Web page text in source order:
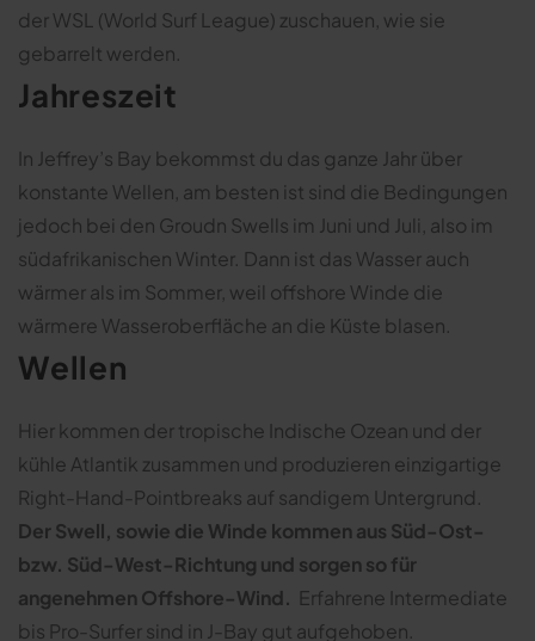
der WSL (World Surf League) zuschauen, wie sie
gebarrelt werden.
Jahreszeit
In Jeffrey’s Bay bekommst du das ganze Jahr über
konstante Wellen, am besten ist sind die Bedingungen
jedoch bei den Groudn Swells im Juni und Juli, also im
südafrikanischen Winter. Dann ist das Wasser auch
wärmer als im Sommer, weil offshore Winde die
wärmere Wasseroberfläche an die Küste blasen.
Wellen
Hier kommen der tropische Indische Ozean und der
kühle Atlantik zusammen und produzieren einzigartige
Right-Hand-Pointbreaks auf sandigem Untergrund.
Der Swell, sowie die Winde kommen aus Süd-Ost-
bzw. Süd-West-Richtung und sorgen so für
angenehmen Offshore-Wind. Erfahrene Intermediate
bis Pro-Surfer sind in J-Bay gut aufgehoben.